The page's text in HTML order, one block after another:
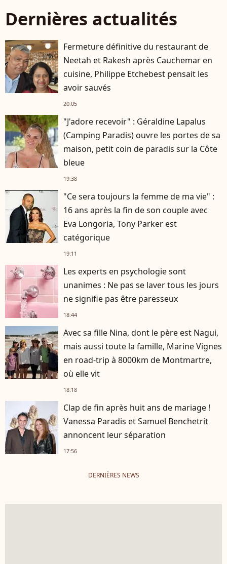
Dernières actualités
Fermeture définitive du restaurant de
Neetah et Rakesh après Cauchemar en
cuisine, Philippe Etchebest pensait les
avoir sauvés
20:05
"J'adore recevoir" : Géraldine Lapalus
(Camping Paradis) ouvre les portes de sa
maison, petit coin de paradis sur la Côte
bleue
19:38
"Ce sera toujours la femme de ma vie" :
16 ans après la fin de son couple avec
Eva Longoria, Tony Parker est
catégorique
19:11
Les experts en psychologie sont
unanimes : Ne pas se laver tous les jours
ne signifie pas être paresseux
18:44
Avec sa fille Nina, dont le père est Nagui,
mais aussi toute la famille, Marine Vignes
en road-trip à 8000km de Montmartre,
où elle vit
18:18
Clap de fin après huit ans de mariage !
Vanessa Paradis et Samuel Benchetrit
annoncent leur séparation
17:56
DERNIÈRES NEWS